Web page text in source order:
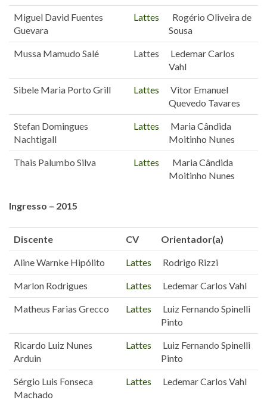
Miguel David Fuentes
Guevara
Lattes
Rogério Oliveira de
Sousa
Mussa Mamudo Salé Lattes
Ledemar Carlos
Vahl
Sibele Maria Porto Grill Lattes
Vitor Emanuel
Quevedo Tavares
Stefan Domingues
Nachtigall
Lattes
Maria Cândida
Moitinho Nunes
Thais Palumbo Silva Lattes
Maria Cândida
Moitinho Nunes
Ingresso – 2015
Discente CV Orientador(a)
Aline Warnke Hipólito Lattes Rodrigo Rizzi
Marlon Rodrigues Lattes Ledemar Carlos Vahl
Matheus Farias Grecco Lattes
Luiz Fernando Spinelli
Pinto
Ricardo Luiz Nunes
Arduin
Lattes
Luiz Fernando Spinelli
Pinto
Sérgio Luis Fonseca
Machado
Lattes Ledemar Carlos Vahl